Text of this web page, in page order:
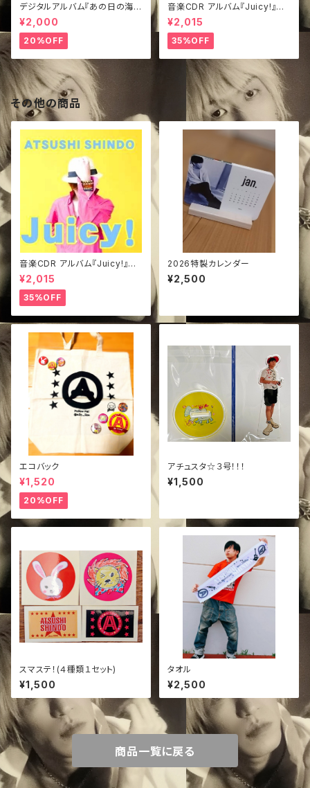
デジタルアルバム『あの日の海賊
たち①』
¥2,000
20%OFF
音楽CDR アルバム『Juicy!』き
ぃジャケVer.
¥2,015
35%OFF
その他の商品
音楽CDR アルバム『Juicy!』き
ぃジャケVer.
¥2,015
35%OFF
2026特製カレンダー
¥2,500
エコバック
¥1,520
20%OFF
アチュスタ☆３号！！！
¥1,500
スマステ！(４種類１セット)
¥1,500
タオル
¥2,500
商品一覧に戻る